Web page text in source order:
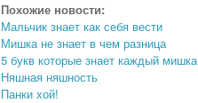
Похожие новости:
Мальчик знает как себя вести
Мишка не знает в чем разница
5 букв которые знает каждый мишка
Няшная няшность
Панки хой!